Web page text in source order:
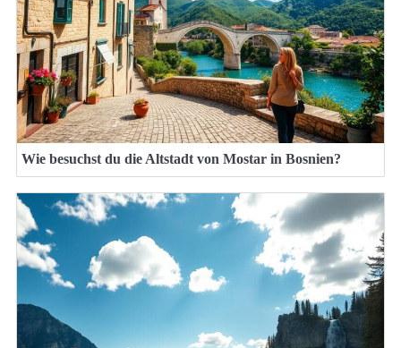
Wie besuchst du die Altstadt von Mostar in Bosnien?